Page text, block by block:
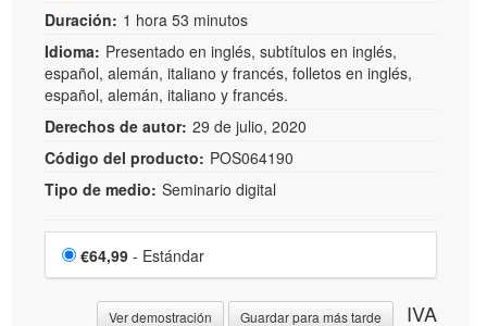
Duración: 1 hora 53 minutos
Idioma: Presentado en inglés, subtítulos en inglés,
español, alemán, italiano y francés, folletos en inglés,
español, alemán, italiano y francés.
Derechos de autor: 29 de julio, 2020
Código del producto: POS064190
Tipo de medio: Seminario digital
Elige un artículo por precio
Precio
€64,99 - Estándar
Ver demostración Guardar para más tarde
IVA